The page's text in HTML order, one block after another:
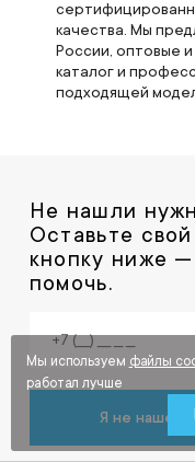
качества. Мы
России, оптовые
каталог и
подходящей
Не нашли
Оставьте
кнопку ниже
помочь.
Я не нашел
Мы используем файлы
работал лучше